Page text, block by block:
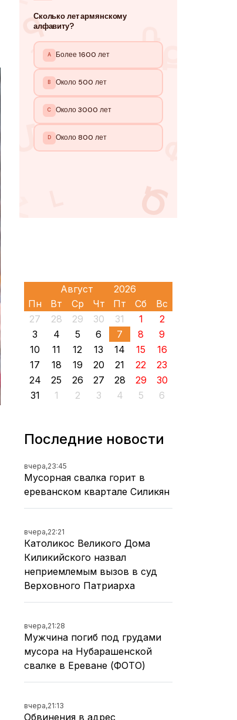
Пн Вт Ср Чт Пт Сб
Вс
27
28 29 30 31 1
2
3
4 5 6 7 8
9
10
11 12 13 14 15
16
17
18 19 20 21 22
23
24
25 26 27 28 29
30
31
1 2 3 4 5 6
Последние новости
вчера,23:45
Мусорная свалка горит в
ереванском квартале Силикян
вчера,22:21
Католикос Великого Дома
Киликийского назвал
неприемлемым вызов в суд
Верховного Патриарха
вчера,21:28
Мужчина погиб под грудами
мусора на Нубарашенской
свалке в Ереване (ФОТО)
вчера,21:13
Обвинения в адрес